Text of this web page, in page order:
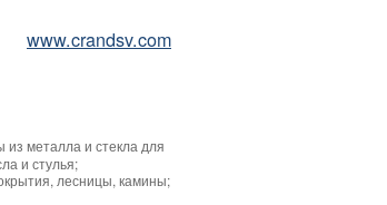
www.crandsv.com
металла и стекла для
и стулья;
лесницы, камины;